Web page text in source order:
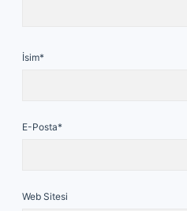
İsim*
E-Posta*
Web Sitesi